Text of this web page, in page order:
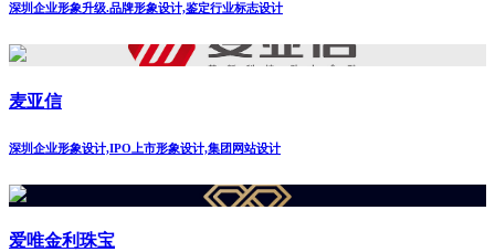
深圳企业形象升级.品牌形象设计,鉴定行业标志设计
麦亚信
深圳企业形象设计,IPO上市形象设计,集团网站设计
爱唯金利珠宝